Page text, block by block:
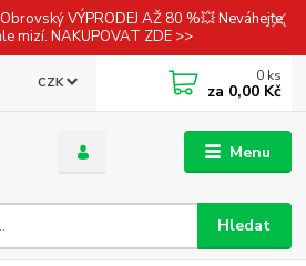
VÝPRODEJ AŽ 80 %💥 Neváhejte,
mizí. NAKUPOVAT ZDE >>
Menu
CZK
Hledat
0 ks
za 0,00 Kč